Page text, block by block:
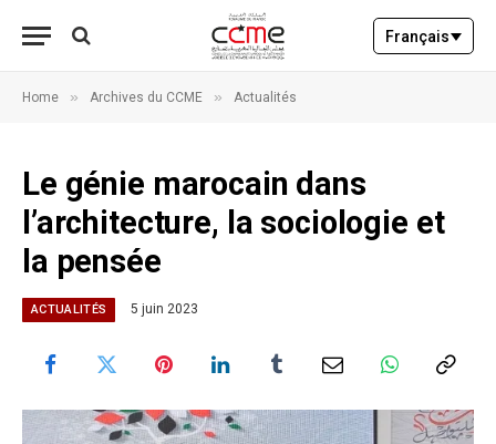
Français
Home » Archives du CCME » Actualités
Le génie marocain dans
l’architecture, la sociologie et
la pensée
ACTUALITÉS 5 juin 2023